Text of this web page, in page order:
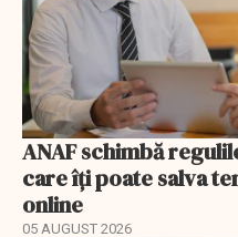
ANAF schimbă
care îți poate salva
online
05 AUGUST 2026